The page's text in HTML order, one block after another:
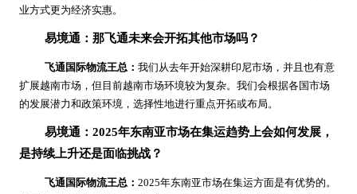
业方式更为经济实惠。
易境通：那飞通未来会开拓其他市场吗？
飞通国际物流王总： 我们从去年开始深耕印尼市场，并且也有意
扩展越南市场，但目前越南市场环境较为复杂。我们会根据各国市场
的发展潜力和政策环境，选择性地进行重点开拓或布局。
易境通：2025年东南亚市场在集运趋势上会如何发展，
是持续上升还是面临挑战？
飞通国际物流王总： 2025年东南亚市场在集运方面是有优势的。